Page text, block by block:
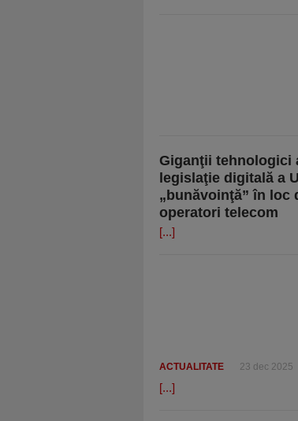
Giganţii tehnologici
legislaţie digitală a
„bunăvoinţă” în
operatori telecom
[...]
ACTUALITATE 23 dec 2025
[...]